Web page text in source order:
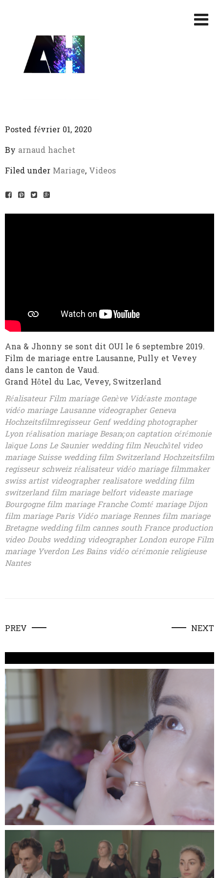
Posted février 01, 2020
By arnaud hachet
Filed under Mariage, Videos
Ana & Jhonny se sont dit OUI le 6 septembre 2019.
Film de mariage entre Lausanne, Pully et Vevey
dans le canton de Vaud.
Grand Hôtel du Lac, Vevey, Switzerland
Réalisateur Film mariage Genève Vidéaste montage
vidéo mariage Lausanne videographer Geneva
Hochzeitsfilmregisseur Genf wedding photographer
Lyon réalisation mariage Besançon captation cérémonie
laïque Lons Le Saunier wedding film Neuchâtel video
mariage Suisse wedding film Switzerland Hochzeitsfilm
regisseur schweiz réalisateur vidéo mariage filmmaker
swiss artist videographer realisatore wedding film
switzerland film mariage belfort videaste mariage
Bourgogne film mariage Franche Comté mariage Dijon
film mariage Paris Vidéo mariage Rennes film mariage
Bretagne wedding film cannes south France production
video Doubs wedding videographer London europe Film
mariage Yverdon Les Bains vidéo cérémonie religieuse
Nantes
PREV NEXT